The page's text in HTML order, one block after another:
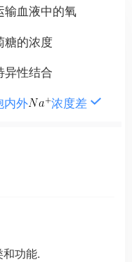
输血液中的氧
糖的浓度
异性结合
内外 浓度差
功能.